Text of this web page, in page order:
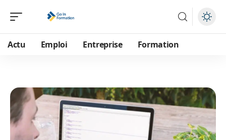
Actu Emploi Entreprise Formation